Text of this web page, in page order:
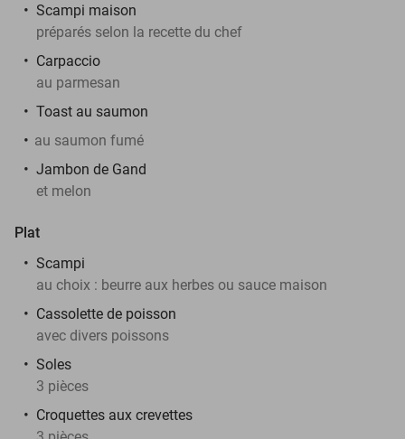
Scampi maison
préparés selon la recette du chef
Carpaccio
au parmesan
Toast au saumon
au saumon fumé
Jambon de Gand
et melon
Plat
Scampi
au choix : beurre aux herbes ou sauce maison
Cassolette de poisson
avec divers poissons
Soles
3 pièces
Croquettes aux crevettes